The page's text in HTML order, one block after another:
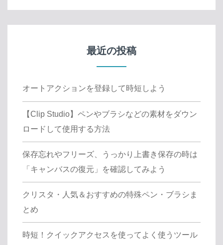
最近の投稿
オートアクションを登録して時短しよう
【Clip Studio】ペンやブラシなどの素材をダウン
ロードして使用する方法
保存忘れやフリーズ、うっかり上書き保存の時は
「キャンバスの復元」を確認してみよう
クリスタ・人気＆おすすめの特殊ペン・ブラシま
とめ
時短！クイックアクセスを使ってよく使うツール